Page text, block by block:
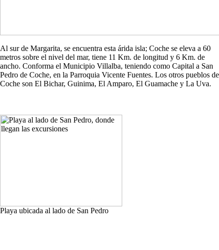
Al sur de Margarita, se encuentra esta árida isla; Coche se eleva a 60
metros sobre el nivel del mar, tiene 11 Km. de longitud y 6 Km. de
ancho. Conforma el Municipio Villalba, teniendo como Capital a San
Pedro de Coche, en la Parroquia Vicente Fuentes. Los otros pueblos de
Coche son El Bichar, Guinima, El Amparo, El Guamache y La Uva.
Playa ubicada al lado de San Pedro